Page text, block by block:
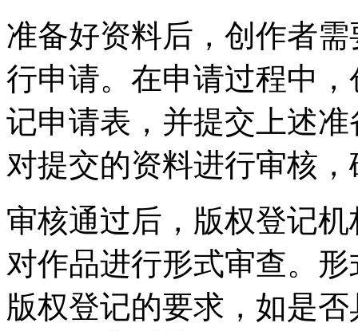
准备好资料后，创作者
行申请。在申请过程中
记申请表，并提交上述
对提交的资料进行审核
审核通过后，版权登记
对作品进行形式审查。
版权登记的要求，如是